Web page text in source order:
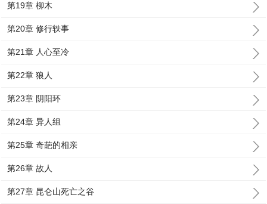
第19章 柳木
第20章 修行轶事
第21章 人心至冷
第22章 狼人
第23章 阴阳环
第24章 异人组
第25章 奇葩的相亲
第26章 故人
第27章 昆仑山死亡之谷